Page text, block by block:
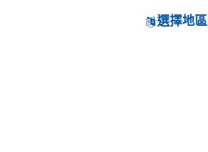
選擇地區